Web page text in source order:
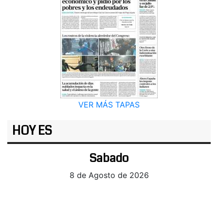
VER MÁS TAPAS
HOY ES
Sabado
8 de Agosto de 2026